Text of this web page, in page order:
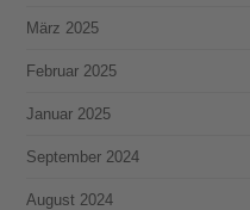
März 2025
Februar 2025
Januar 2025
September 2024
August 2024